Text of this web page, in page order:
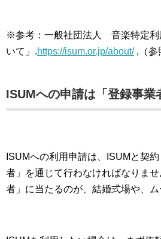
※参考：一般社団法人 音楽特定利
いて」.https://isum.or.jp/about/,（参
ISUMへの申請は「登録事業
ISUMへの利用申請は、ISUMと契
者」を通じて行わなければなりま
者」に当たるのが、結婚式場や、ム